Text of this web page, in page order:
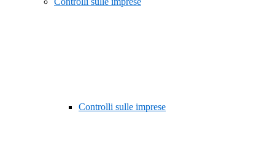
Controlli sulle imprese